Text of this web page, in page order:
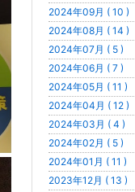
2024年09月 ( 10 )
2024年08月 ( 14 )
2024年07月 ( 5 )
2024年06月 ( 7 )
2024年05月 ( 11 )
2024年04月 ( 12 )
2024年03月 ( 4 )
2024年02月 ( 5 )
2024年01月 ( 11 )
2023年12月 ( 13 )